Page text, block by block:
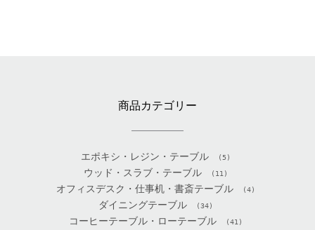
商品カテゴリー
エポキシ・レジン・テーブル (5)
ウッド・スラブ・テーブル (11)
オフィスデスク・仕事机・書斎テーブル (4)
ダイニングテーブル (34)
コーヒーテーブル・ローテーブル (41)